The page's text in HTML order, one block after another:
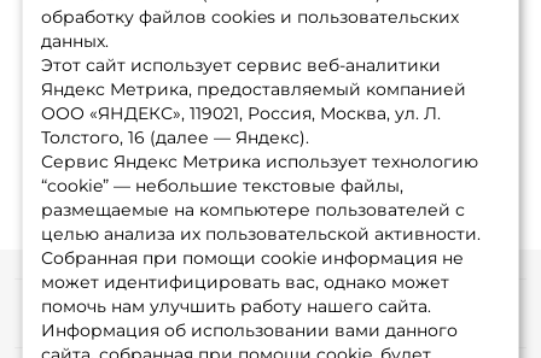
обработку файлов cookies и пользовательских
данных.
Этот сайт использует сервис веб-аналитики
Яндекс Метрика, предоставляемый компанией
ООО «ЯНДЕКС», 119021, Россия, Москва, ул. Л.
Толстого, 16 (далее — Яндекс).
Сервис Яндекс Метрика использует технологию
“cookie” — небольшие текстовые файлы,
размещаемые на компьютере пользователей с
целью анализа их пользовательской активности.
Собранная при помощи cookie информация не
может идентифицировать вас, однако может
помочь нам улучшить работу нашего сайта.
Информация об использовании вами данного
Информация